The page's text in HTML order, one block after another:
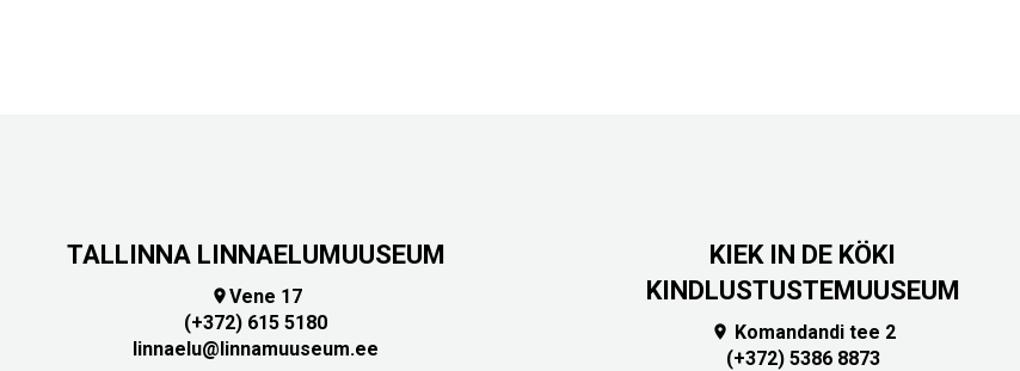
TALLINNA LINNAELUMUUSEUM
Vene 17
(+372) 615 5180
linnaelu@linnamuuseum.ee
KIEK IN DE KÖKI
KINDLUSTUSTEMUUSEUM
 Komandandi tee 2
(+372) 5386 8873